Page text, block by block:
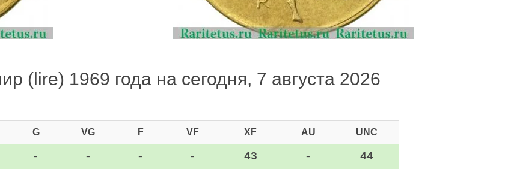
(lire) 1969 года на сегодня, 7 августа 2026
G VG F VF XF AU UNC
- - - - 43 - 44